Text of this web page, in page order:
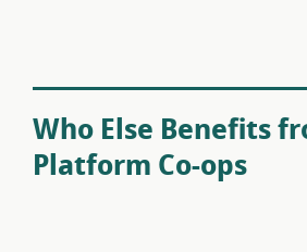
Who Else Benefits
Platform Co-ops